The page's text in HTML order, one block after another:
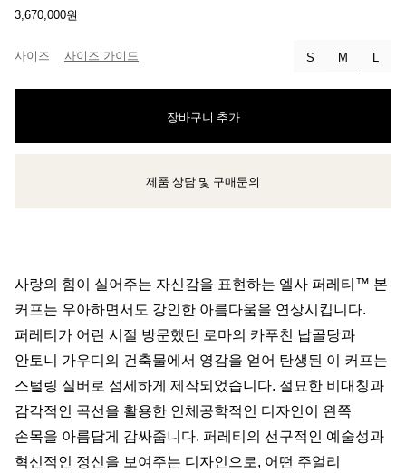
3,670,000원
사이즈 사이즈 가이드 S M선택됨L
장바구니 추가
클라이언트 어드바이저에게 문의하거나 예약하세요
제품 상담 및 구매문의
사랑의 힘이 실어주는 자신감을 표현하는 엘사 퍼레티™ 본
커프는 우아하면서도 강인한 아름다움을 연상시킵니다.
퍼레티가 어린 시절 방문했던 로마의 카푸친 납골당과
안토니 가우디의 건축물에서 영감을 얻어 탄생된 이 커프는
스털링 실버로 섬세하게 제작되었습니다. 절묘한 비대칭과
감각적인 곡선을 활용한 인체공학적인 디자인이 왼쪽
손목을 아름답게 감싸줍니다. 퍼레티의 선구적인 예술성과
혁신적인 정신을 보여주는 디자인으로, 어떤 주얼리